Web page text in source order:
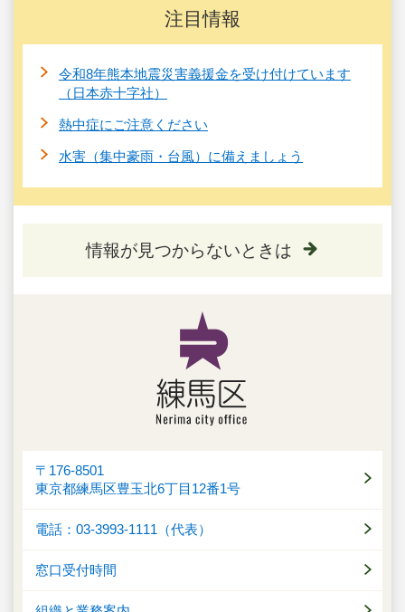
注目情報
令和8年熊本地震災害義援金を受け付けています
（日本赤十字社）
熱中症にご注意ください
水害（集中豪雨・台風）に備えましょう
情報が見つからないときは
〒176-8501
東京都練馬区豊玉北6丁目12番1号
電話：03-3993-1111（代表）
窓口受付時間